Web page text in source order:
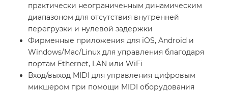
практически неограниченным динамическим
диапазоном для отсутствия внутренней
перегрузки и нулевой задержки
Фирменные приложения для iOS, Android и
Windows/Mac/Linux для управления благодаря
портам Ethernet, LAN или WiFi
Вход/выход MIDI для управления цифровым
микшером при помощи MIDI оборудования